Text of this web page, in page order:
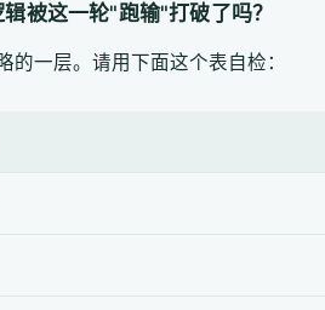
被这一轮"跑输"打破了吗？
的一层。请用下面这个表自检：